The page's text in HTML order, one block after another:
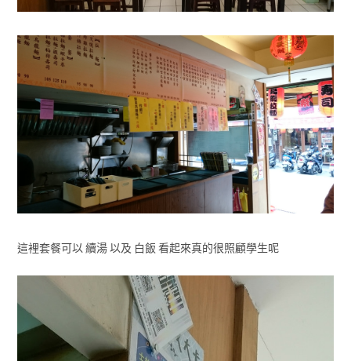
這裡套餐可以 續湯 以及 白飯 看起來真的很照顧學生呢